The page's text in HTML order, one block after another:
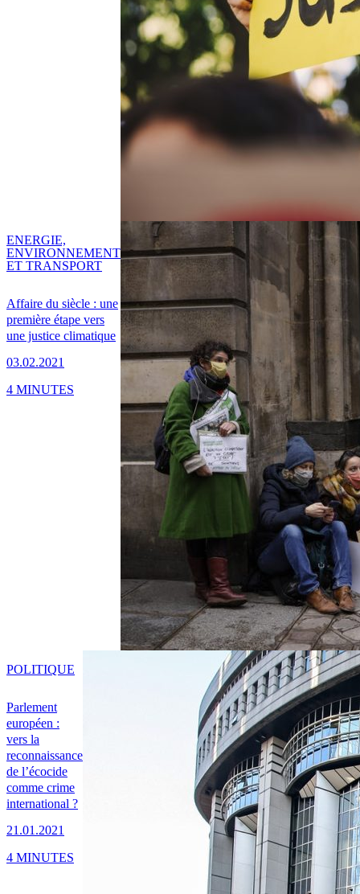
Affaire du siècle : une
première étape vers
une justice climatique
03.02.2021
ENERGIE,
ENVIRONNEMENT
ET TRANSPORT
4 MINUTES
Parlement
européen :
vers la
reconnaissance
de l’écocide
comme crime
international ?
21.01.2021
POLITIQUE
4 MINUTES